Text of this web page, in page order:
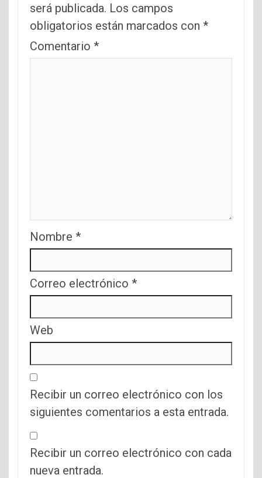
será publicada. Los campos
obligatorios están marcados con *
Comentario *
Nombre *
Correo electrónico *
Web
Recibir un correo electrónico con los
siguientes comentarios a esta entrada.
Recibir un correo electrónico con cada
nueva entrada.